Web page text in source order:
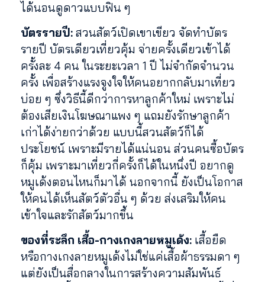
ได้นอนดูดาวแบบฟิน ๆ
บัตรรายปี: สวนสัตว์เปิดเขาเขียว จัดทำบัตร
รายปี บัตรเดียวเที่ยวคุ้ม จ่ายครั้งเดียวเข้าได้
ครั้งละ 4 คน ในระยะเวลา 1 ปี ไม่จำกัดจำนวน
ครั้ง เพื่อสร้างแรงจูงใจให้คนอยากกลับมาเที่ยว
บ่อย ๆ ซึ่งวิธีนี้ดีกว่าการหาลูกค้าใหม่ เพราะไม่
ต้องเสียเงินโฆษณาแพง ๆ แถมยังรักษาลูกค้า
เก่าได้ง่ายกว่าด้วย แบบนี้สวนสัตว์ก็ได้
ประโยชน์ เพราะมีรายได้แน่นอน ส่วนคนซื้อบัตร
ก็คุ้ม เพราะมาเที่ยวกี่ครั้งก็ได้ในหนึ่งปี อยากดู
หมูเด้งตอนไหนก็มาได้ นอกจากนี้ ยังเป็นโอกาส
ให้คนได้เห็นสัตว์ตัวอื่น ๆ ด้วย ส่งเสริมให้คน
เข้าใจและรักสัตว์มากขึ้น
ของที่ระลึก เสื้อ-กางเกงลายหมูเด้ง: เสื้อยืด
หรือกางเกงลายหมูเด้งไม่ใช่แค่เสื้อผ้าธรรมดา ๆ
แต่ยังเป็นสื่อกลางในการสร้างความสัมพันธ์